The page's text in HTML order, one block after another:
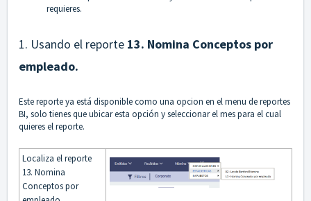
requieres.
1. Usando el reporte 13. Nomina Conceptos por
empleado.
Este reporte ya está disponible como una opcion en el menu de reportes
BI, solo tienes que ubicar esta opción y seleccionar el mes para el cual
quieres el reporte.
Localiza el reporte
13. Nomina
Conceptos por